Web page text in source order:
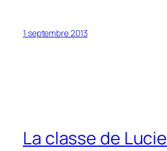
1 septembre 2013
La classe de Lucie